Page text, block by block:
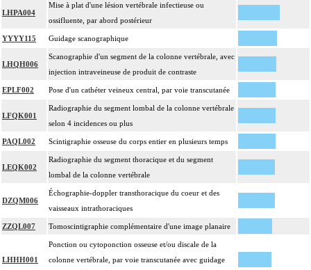
LHPA004
Mise à plat d'une lésion vertébrale infectieuse ou
ossifluente, par abord postérieur
YYYY115 Guidage scanographique
LHQH006
Scanographie d'un segment de la colonne vertébrale, avec
injection intraveineuse de produit de contraste
EPLF002 Pose d'un cathéter veineux central, par voie transcutanée
LFQK001
Radiographie du segment lombal de la colonne vertébrale
selon 4 incidences ou plus
PAQL002 Scintigraphie osseuse du corps entier en plusieurs temps
LEQK002
Radiographie du segment thoracique et du segment
lombal de la colonne vertébrale
DZQM006
Échographie-doppler transthoracique du coeur et des
vaisseaux intrathoraciques
ZZQL007 Tomoscintigraphie complémentaire d'une image planaire
LHHH001
Ponction ou cytoponction osseuse et/ou discale de la
colonne vertébrale, par voie transcutanée avec guidage